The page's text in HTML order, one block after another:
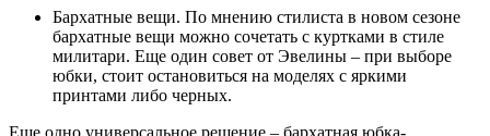
Бархатные вещи. По мнению стилиста в новом сезоне
бархатные вещи можно сочетать с куртками в стиле
милитари. Еще один совет от Эвелины – при выборе
юбки, стоит остановиться на моделях с яркими
принтами либо черных.
Еще одно универсальное решение – бархатная юбка-